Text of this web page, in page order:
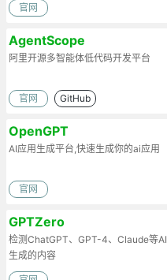
官网
AgentScope
阿里开源多智能体低代码开发平台
官网 GitHub
OpenGPT
AI应用生成平台,快速生成你的ai应用
官网
GPTZero
检测ChatGPT、GPT-4、Claude等AI
生成的内容